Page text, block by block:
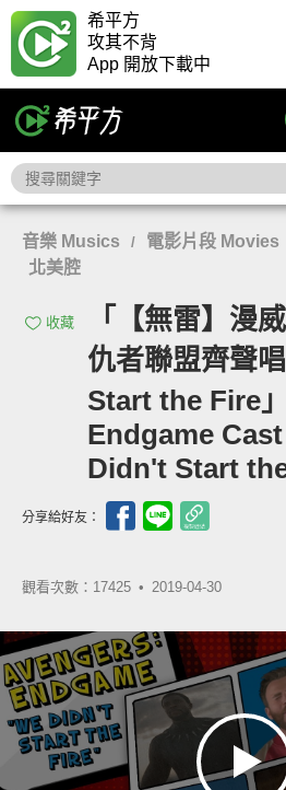
希平方
攻其不背
App 開放下載中
音樂 Musics / 電影片段 Movies
北美腔
收藏
「【無雷】漫
仇者聯盟齊聲
Start the Fire
Endgame
Didn't Start
分享給好友：
觀看次數：17425 • 2019-04-30